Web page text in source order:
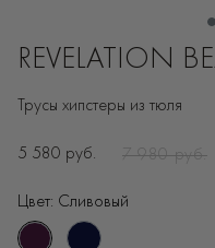
REVELATION
Трусы хипстеры из тюля
5 580 руб. 7 980 руб.
Цвет: Сливовый